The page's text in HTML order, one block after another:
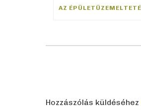
Hozzászólás küldéséhez